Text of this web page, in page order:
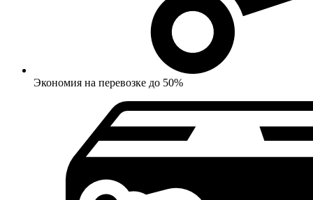
Экономия на перевозке до 50%